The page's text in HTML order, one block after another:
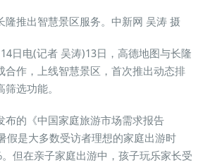
态
队
隆推出智慧景区服务。中新网 吴涛 摄
日电(记者 吴涛)13日，高德地图与长隆
合作，上线智慧景区，首次推出动态排
选功能。
布的《中国家庭旅游市场需求报告
假是大多数受访者理想的家庭出游时
但在亲子家庭出游中，孩子玩乐家长受